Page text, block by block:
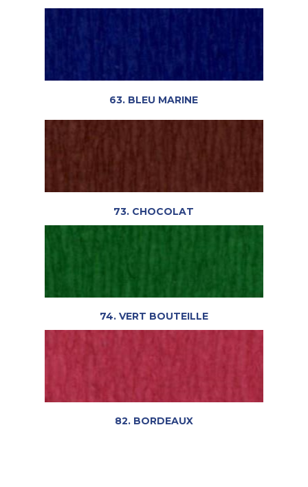
63. BLEU MARINE
73. CHOCOLAT
74. VERT BOUTEILLE
82. BORDEAUX